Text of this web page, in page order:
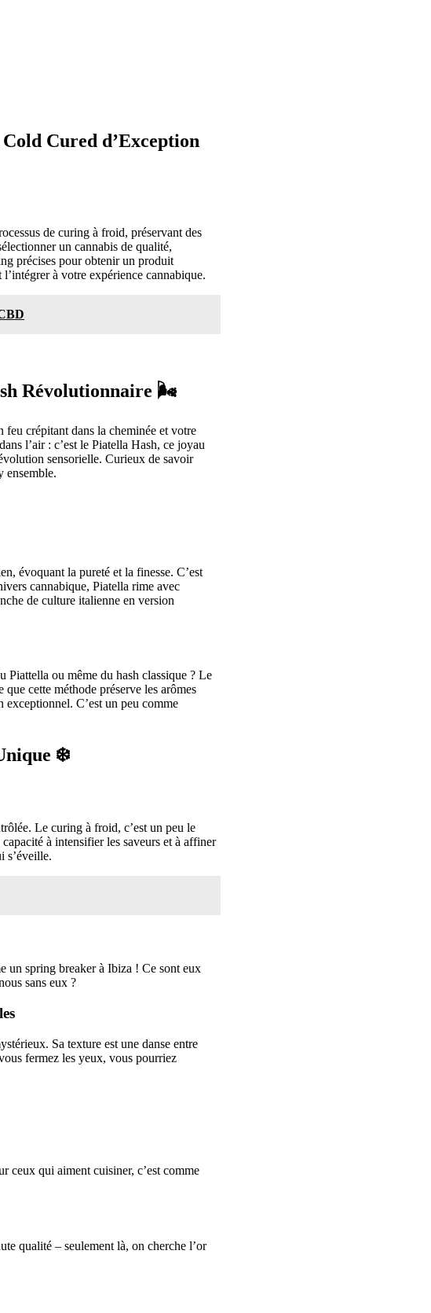
Cured d’Exception
de curing à froid, préservant des
un cannabis de qualité,
précises pour obtenir un produit
à votre expérience cannabique.
Révolutionnaire 🌬️
crépitant dans la cheminée et votre
l’air : c’est le Piatella Hash, ce joyau
sensorielle. Curieux de savoir
ensemble.
évoquant la pureté et la finesse. C’est
cannabique, Piatella rime avec
de culture italienne en version
Piattella ou même du hash classique ? Le
cette méthode préserve les arômes
exceptionnel. C’est un peu comme
❄️
Le curing à froid, c’est un peu le
à intensifier les saveurs et à affiner
s’éveille.
un spring breaker à Ibiza ! Ce sont eux
sans eux ?
Sa texture est une danse entre
fermez les yeux, vous pourriez
ceux qui aiment cuisiner, c’est comme
qualité – seulement là, on cherche l’or